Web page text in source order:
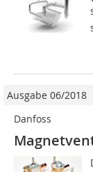
Ausgabe 06/2018
Danfoss